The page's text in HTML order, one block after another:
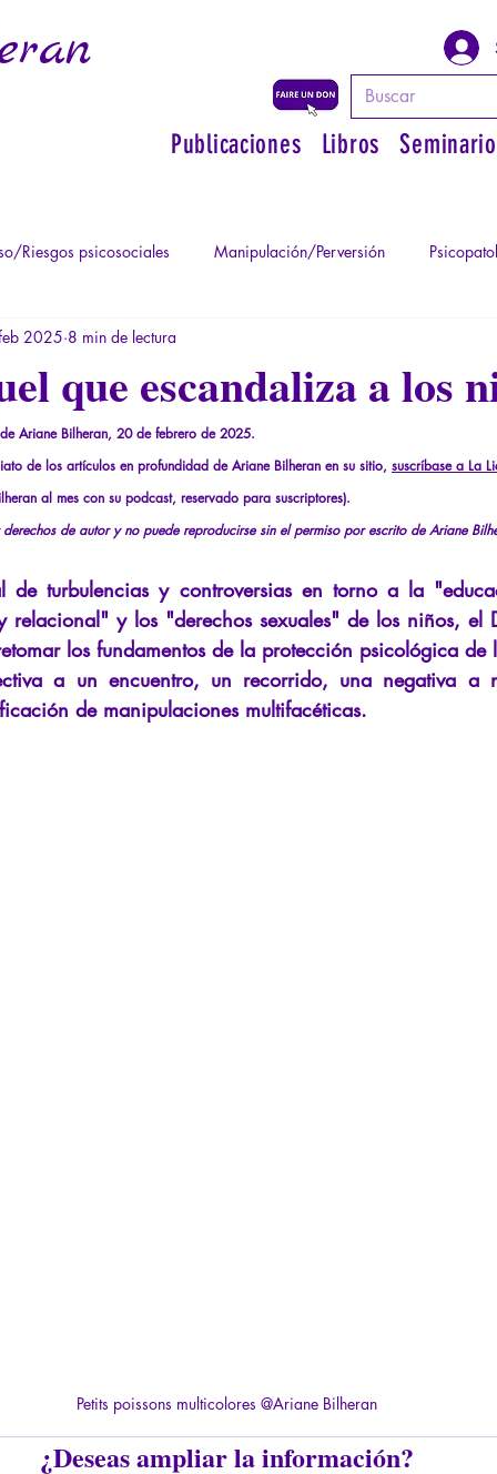
Publicaciones Libros
Riesgos psicosociales Manipulación/Perversión
Psicopatología de la Autoridad
Psicopatología del Totalitarismo
La Licorne La Lucarne Artículos
artificial
que escandaliza a los
2025 8 min de lectura
Ariane Bilheran, 20 de febrero de 2025.
de los artículos en profundidad de Ariane Bilheran en su sitio, suscríbase a La
al mes con su podcast, reservado para suscriptores).
de autor y no puede reproducirse sin el permiso por escrito de Ariane
de turbulencias y controversias en torno a la
relacional" y los "derechos sexuales" de los niños, el
los fundamentos de la protección psicológica de
a un encuentro, un recorrido, una negativa a
de manipulaciones multifacéticas.
Petits poissons multicolores @Ariane Bilheran
¿Deseas ampliar la información?